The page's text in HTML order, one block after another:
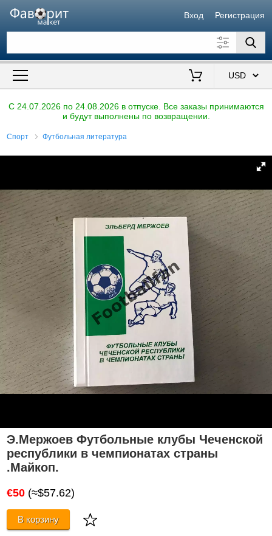
Вход Регистрация
Искать также в описании
C 24.07.2026 по 24.08.2026 в отпуске. Все заказы принимаются
и будут выполнены по возвращении.
Спорт Футбольная литература
Э.Мержоев Футбольные клубы Чеченской
республики в чемпионатах страны
.Майкоп.
€50 (≈$57.62)
В корзину